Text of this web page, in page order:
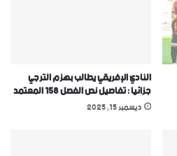
النادي الإفريقي يطالب بهزم الترجي
جزائيا : تفاصيل نص الفصل 158 المعتمد
ديسمبر 15, 2025